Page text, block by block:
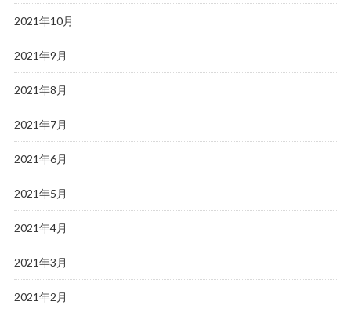
2021年10月
2021年9月
2021年8月
2021年7月
2021年6月
2021年5月
2021年4月
2021年3月
2021年2月